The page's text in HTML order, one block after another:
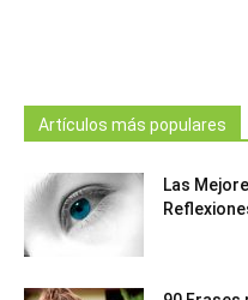
Artículos más populares
Las